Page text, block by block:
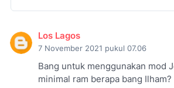
Los Lagos
7 November 2021 pukul 07.06
Bang untuk menggunakan mod
minimal ram berapa bang Ilham?